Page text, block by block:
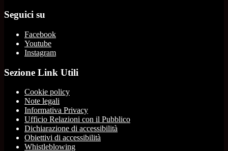
Seguici su
Facebook
Youtube
Instagram
Sezione Link Utili
Cookie policy
Note legali
Informativa Privacy
Ufficio Relazioni con il Pubblico
Dichiarazione di accessibilità
Obiettivi di accessibilità
Whistleblowing